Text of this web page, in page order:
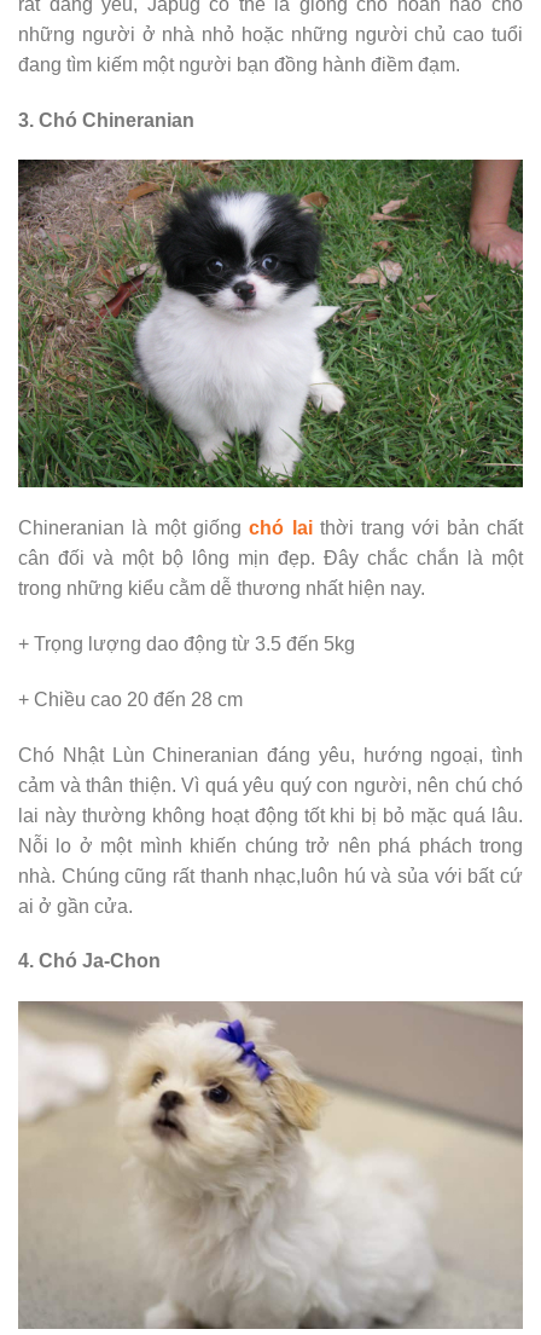
những người ở nhà nhỏ hoặc những người chủ cao tuổi
đang tìm kiếm một người bạn đồng hành điềm đạm.
3. Chó Chineranian
Chineranian là một giốngchó laithời trang với bản chất
cân đối và một bộ lông mịn đẹp. Đây chắc chắn là một
trong những kiểu cằm dễ thương nhất hiện nay.
+ Trọng lượng dao động từ 3.5 đến 5kg
+ Chiều cao 20 đến 28 cm
Chó Nhật Lùn Chineranian đáng yêu, hướng ngoại, tình
cảm và thân thiện. Vì quá yêu quý con người, nên chú chó
lai này thường không hoạt động tốt khi bị bỏ mặc quá lâu.
Nỗi lo ở một mình khiến chúng trở nên phá phách trong
nhà. Chúng cũng rất thanh nhạc,luôn hú và sủa với bất cứ
ai ở gần cửa.
4. Chó Ja-Chon